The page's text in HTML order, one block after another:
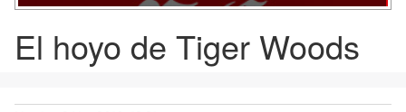
El hoyo de Tiger Woods